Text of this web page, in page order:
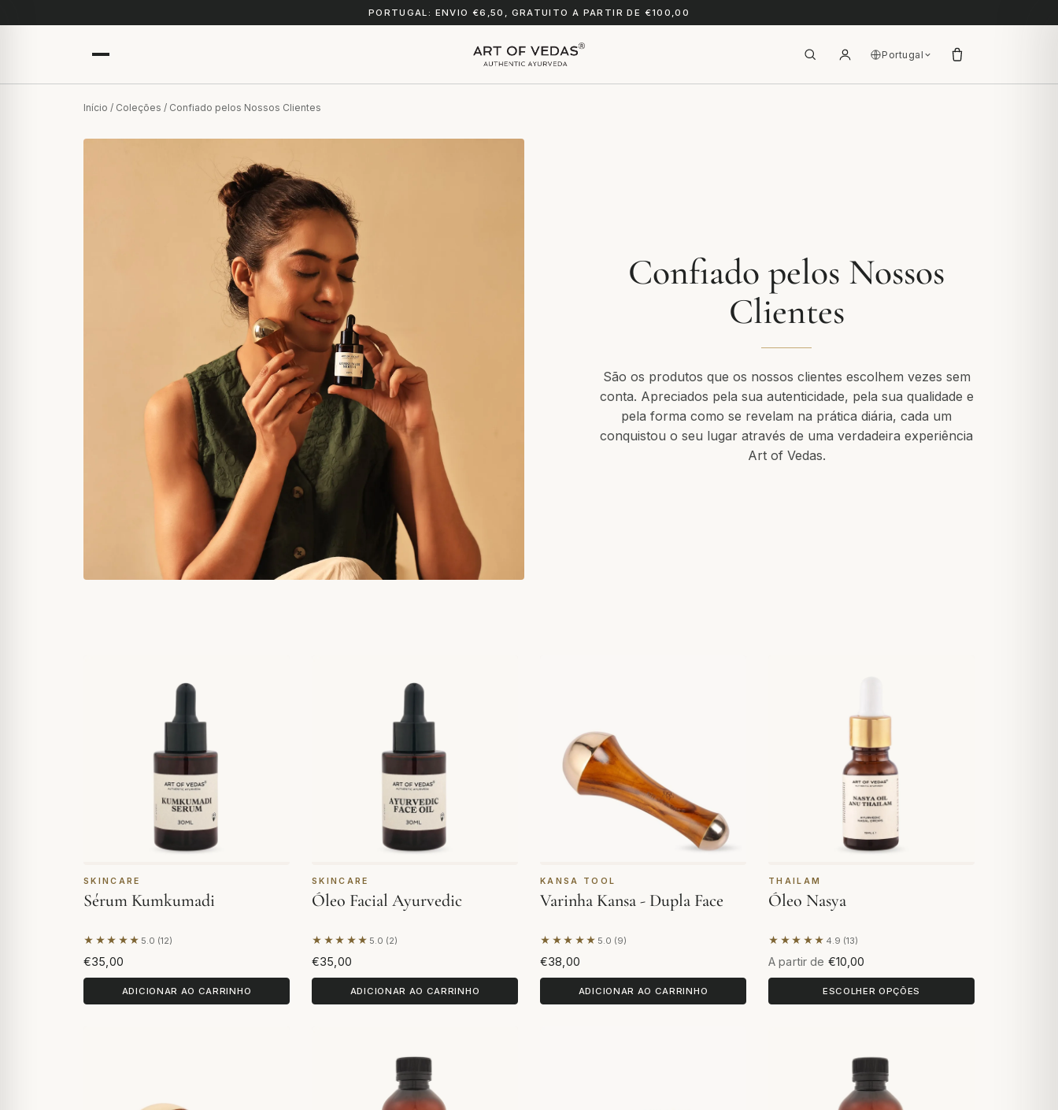
PORTUGAL: ENVIO €6,50, GRATUITO A PARTIR DE €100,00
Portugal
Início / Coleções / Confiado pelos Nossos Clientes
Confiado pelos Nossos
Clientes
São os produtos que os nossos clientes escolhem vezes sem
conta. Apreciados pela sua autenticidade, pela sua qualidade e
pela forma como se revelam na prática diária, cada um
conquistou o seu lugar através de uma verdadeira experiência
Art of Vedas.
SKINCARE
Sérum Kumkumadi
★★★★★ 5.0 (12)
Com base em 12 avaliações
€35,00
ADICIONAR AO CARRINHO
SKINCARE
Óleo Facial Ayurvedic
★★★★★ 5.0 (2)
Com base em 2 avaliações
€35,00
ADICIONAR AO CARRINHO
KANSA TOOL
Varinha Kansa - Dupla Face
★★★★★ 5.0 (9)
Com base em 9 avaliações
€38,00
ADICIONAR AO CARRINHO
THAILAM
Óleo Nasya
★★★★★ 4.9 (13)
Com base em 13 avaliações
A partir de €10,00
ESCOLHER OPÇÕES